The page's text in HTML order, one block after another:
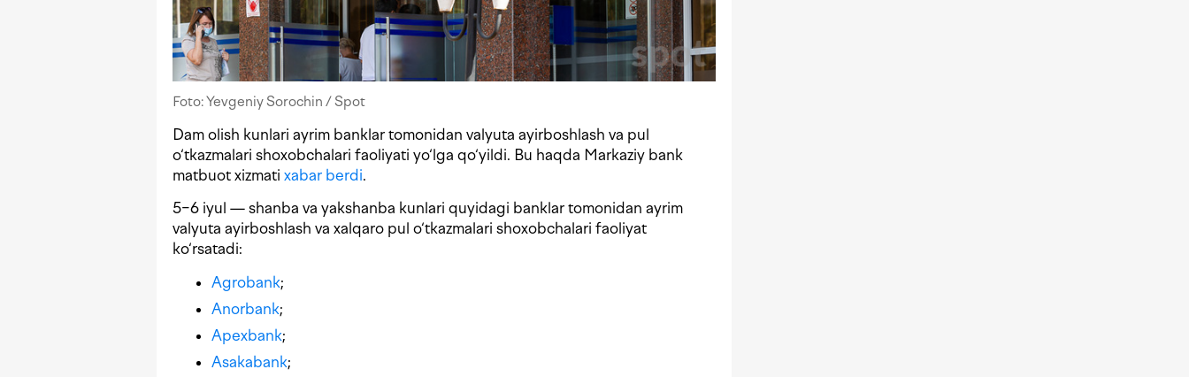
Foto: Yevgeniy Sorochin / Spot
Dam olish kunlari ayrim banklar tomonidan valyuta ayirboshlash va pul
o‘tkazmalari shoxobchalari faoliyati yo‘lga qo‘yildi. Bu haqda Markaziy bank
matbuot xizmati xabar berdi.
5−6 iyul — shanba va yakshanba kunlari quyidagi banklar tomonidan ayrim
valyuta ayirboshlash va xalqaro pul o‘tkazmalari shoxobchalari faoliyat
ko‘rsatadi:
Аgrobank;
Anorbank;
Аpexbank;
Asakabank;